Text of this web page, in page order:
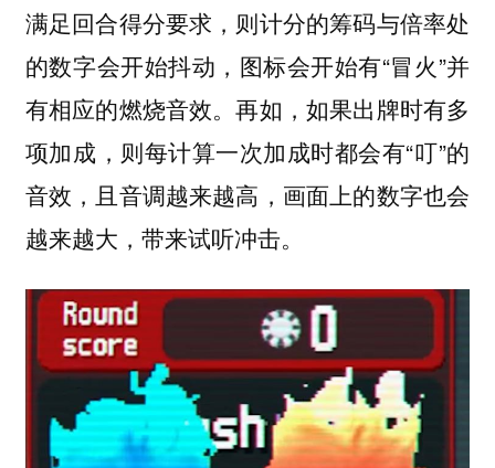
满足回合得分要求，则计分的筹码与倍率处
的数字会开始抖动，图标会开始有“冒火”并
有相应的燃烧音效。再如，如果出牌时有多
项加成，则每计算一次加成时都会有“叮”的
音效，且音调越来越高，画面上的数字也会
越来越大，带来试听冲击。